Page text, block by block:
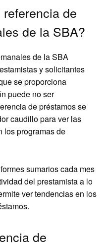
de
de la SBA?
de la SBA
y solicitantes
se proporciona
puede no ser
de préstamos se
caudillo para ver las
los programas de
sumarios cada mes
del prestamista a lo
ver tendencias en los
de